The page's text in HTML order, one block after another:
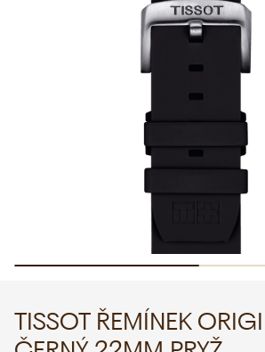
VŠE O NÁKUPU
+420
TISSOT ŘEMÍNEK